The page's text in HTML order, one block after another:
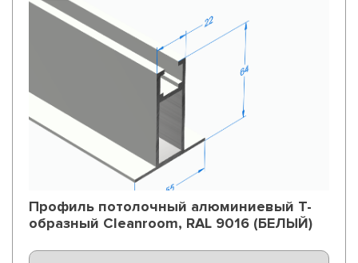
Профиль потолочный алюминиевый Т-
образный Cleanroom, RAL 9016 (БЕЛЫЙ)